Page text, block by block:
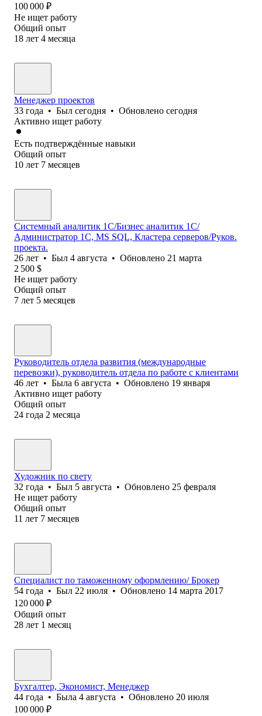
100 000 ₽
Не ищет работу
Общий опыт
18 лет 4 месяца
Менеджер проектов
33 года • Был сегодня • Обновлено сегодня
Активно ищет работу
Есть подтверждённые навыки
Общий опыт
10 лет 7 месяцев
Системный аналитик 1С/Бизнес аналитик 1С/
Администратор 1С, MS SQL, Кластера серверов/Руков.
проекта.
26 лет • Был 4 августа • Обновлено 21 марта
2 500 $
Не ищет работу
Общий опыт
7 лет 5 месяцев
Руководитель отдела развития (международные
перевозки), руководитель отдела по работе с клиентами
46 лет • Была 6 августа • Обновлено 19 января
Активно ищет работу
Общий опыт
24 года 2 месяца
Художник по свету
32 года • Был 5 августа • Обновлено 25 февраля
Не ищет работу
Общий опыт
11 лет 7 месяцев
Специалист по таможенному оформлению/ Брокер
54 года • Был 22 июля • Обновлено 14 марта 2017
120 000 ₽
Общий опыт
28 лет 1 месяц
Бухгалтер, Экономист, Менеджер
44 года • Была 4 августа • Обновлено 20 июля
100 000 ₽